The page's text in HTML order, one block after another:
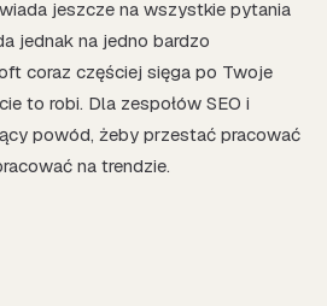
jeszcze na wszystkie pytania
jednak na jedno bardzo
coraz częściej sięga po Twoje
to robi. Dla zespołów SEO i
powód, żeby przestać pracować
na trendzie.